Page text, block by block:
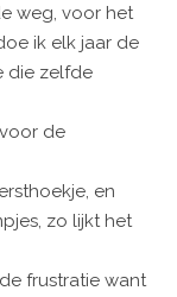
weg, voor het
ik elk jaar de
die zelfde
de
en
zo lijkt het
frustratie want